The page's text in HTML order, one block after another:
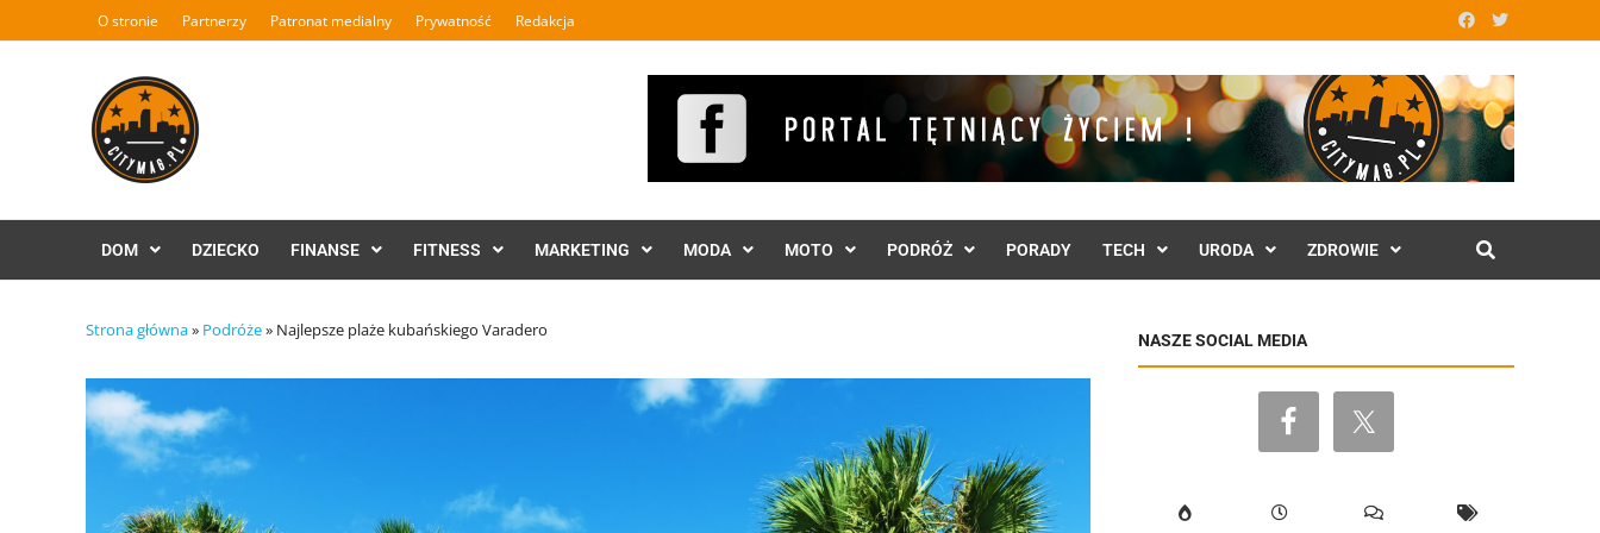
to
O stronie Partnerzy Patronat medialny Prywatność Redakcja
DOM DZIECKO FINANSE FITNESS MARKETING MODA MOTO PODRÓŻ PORADY TECH URODA ZDROWIE
Strona główna» Podróże» Najlepsze plaże kubańskiego Varadero NASZE SOCIAL MEDIA